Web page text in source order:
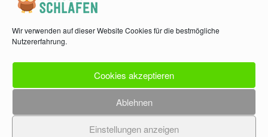
Wir verwenden auf dieser Website Cookies für die bestmögliche
Nutzererfahrung.
Cookies akzeptieren
Ablehnen
Einstellungen anzeigen
Käufen. Amazon und das Amazon-Logo sind Warenzeichen von
Kontakt & Datenschutz
Datenschutzerklärung
neumann.digital